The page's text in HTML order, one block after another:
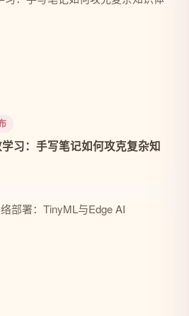
习：手写笔记如何攻克复杂知